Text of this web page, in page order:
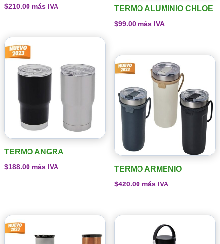
$210.00más IVA TERMO ALUMINIO CHLOE
$99.00más IVA
TERMO ANGRA
$188.00más IVA TERMO ARMENIO
$420.00más IVA